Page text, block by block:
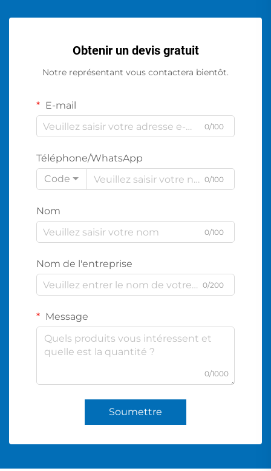
Obtenir un devis gratuit
Notre représentant vous contactera bientôt.
E-mail
0/100
Téléphone/WhatsApp
Code
0/100
Nom
0/100
Nom de l'entreprise
0/200
Message
0/1000
Soumettre